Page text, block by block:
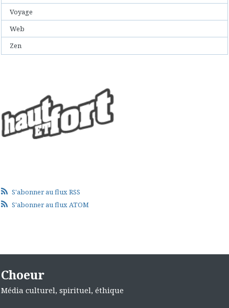
Voyage
Web
Zen
S'abonner au flux RSS
S'abonner au flux ATOM
Choeur
Média culturel, spirituel, éthique